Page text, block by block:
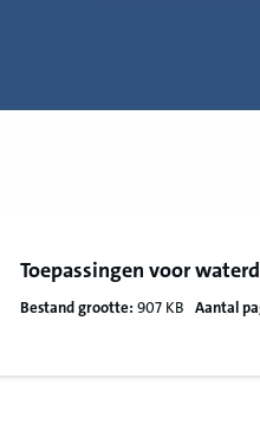
Toepassingen voor
Bestand grootte: 907 KB Aantal